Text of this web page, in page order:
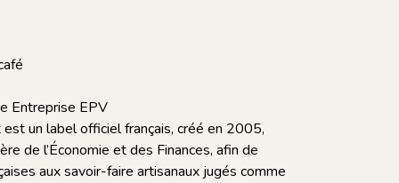
Entreprise EPV
un label officiel français, créé en 2005,
de l’Économie et des Finances, afin de
aux savoir-faire artisanaux jugés comme